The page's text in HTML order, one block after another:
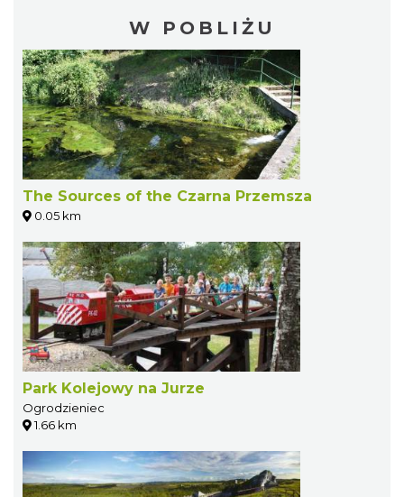
W POBLIŻU
The Sources of the Czarna Przemsza
0.05 km
Park Kolejowy na Jurze
Ogrodzieniec
1.66 km